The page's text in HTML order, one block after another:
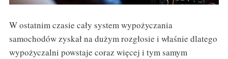
W ostatnim czasie cały system wypożyczania
samochodów zyskał na dużym rozgłosie i właśnie dlatego
wypożyczalni powstaje coraz więcej i tym samym